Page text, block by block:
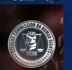
СМОТРЕТЬ